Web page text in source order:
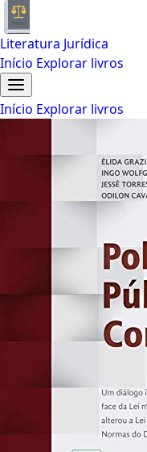
Literatura Jurídica
Início Explorar livros
Início Explorar livros